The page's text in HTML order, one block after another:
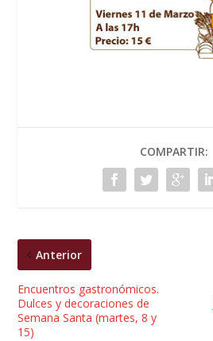
COMPARTIR:
Anterior
Encuentros gastronómicos.
Dulces y decoraciones de
Semana Santa (martes, 8 y
15)